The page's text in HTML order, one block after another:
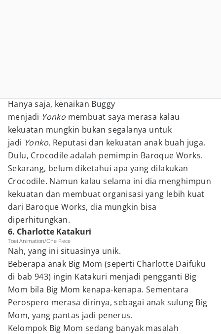
Hanya saja, kenaikan Buggy
menjadi Yonko membuat saya merasa kalau
kekuatan mungkin bukan segalanya untuk
jadi Yonko. Reputasi dan kekuatan anak buah juga.
Dulu, Crocodile adalah pemimpin Baroque Works.
Sekarang, belum diketahui apa yang dilakukan
Crocodile. Namun kalau selama ini dia menghimpun
kekuatan dan membuat organisasi yang lebih kuat
dari Baroque Works, dia mungkin bisa
diperhitungkan.
6. Charlotte Katakuri
Toei Animation/One Piece
Nah, yang ini situasinya unik.
Beberapa anak Big Mom (seperti Charlotte Daifuku
di bab 943) ingin Katakuri menjadi pengganti Big
Mom bila Big Mom kenapa-kenapa. Sementara
Perospero merasa dirinya, sebagai anak sulung Big
Mom, yang pantas jadi penerus.
Kelompok Big Mom sedang banyak masalah